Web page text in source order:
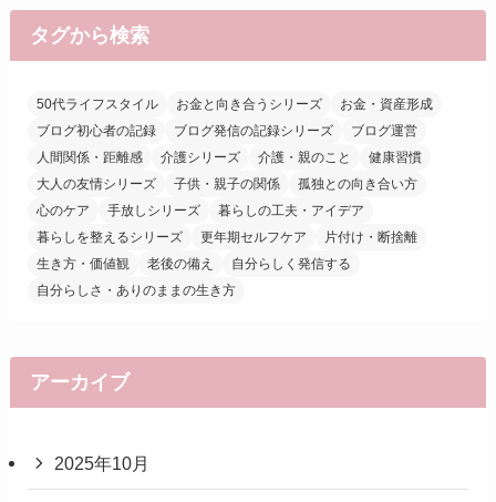
タグから検索
50代ライフスタイル お金と向き合うシリーズ
お金・資産形成
ブログ初心者の記録
ブログ発信の記録シリーズ
ブログ運営
人間関係・距離感
介護シリーズ 介護・親のこと
健康習慣
大人の友情シリーズ
子供・親子の関係
孤独との向き合い方
心のケア
手放しシリーズ
暮らしの工夫・アイデア
暮らしを整えるシリーズ
更年期セルフケア
片付け・断捨離
生き方・価値観
老後の備え
自分らしく発信する
自分らしさ・ありのままの生き方
アーカイブ
2025年10月